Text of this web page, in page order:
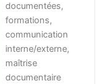
documentées,
formations,
communication
interne/externe,
maîtrise
documentaire